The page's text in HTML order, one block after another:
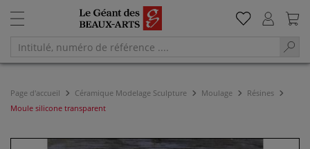
Page d'accueil Céramique Modelage Sculpture Moulage
Résines
Moule silicone transparent